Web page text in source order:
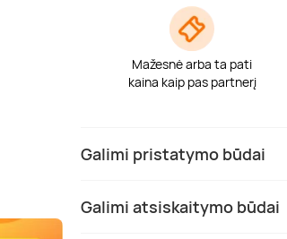
Mažesnė arba ta pati
kaina kaip pas partnerį
Galimi pristatymo būdai
Galimi atsiskaitymo būdai